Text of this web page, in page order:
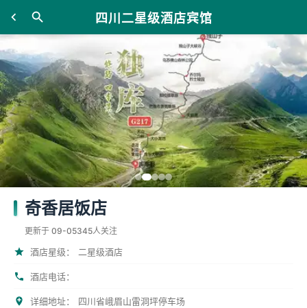
四川二星级酒店宾馆
奇香居饭店
更新于 09-05345人关注
酒店星级： 二星级酒店
酒店电话：
详细地址： 四川省峨眉山雷洞坪停车场